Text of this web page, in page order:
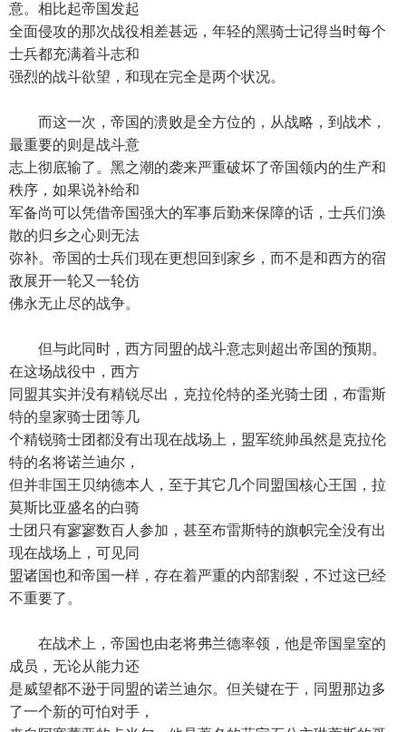
意。相比起帝国发起
全面侵攻的那次战役相差甚远，年轻的黑骑士记得当时每个
士兵都充满着斗志和
强烈的战斗欲望，和现在完全是两个状况。
而这一次，帝国的溃败是全方位的，从战略，到战术，
最重要的则是战斗意
志上彻底输了。黑之潮的袭来严重破坏了帝国领内的生产和
秩序，如果说补给和
军备尚可以凭借帝国强大的军事后勤来保障的话，士兵们涣
散的归乡之心则无法
弥补。帝国的士兵们现在更想回到家乡，而不是和西方的宿
敌展开一轮又一轮仿
佛永无止尽的战争。
但与此同时，西方同盟的战斗意志则超出帝国的预期。
在这场战役中，西方
同盟其实并没有精锐尽出，克拉伦特的圣光骑士团，布雷斯
特的皇家骑士团等几
个精锐骑士团都没有出现在战场上，盟军统帅虽然是克拉伦
特的名将诺兰迪尔，
但并非国王贝纳德本人，至于其它几个同盟国核心王国，拉
莫斯比亚盛名的白骑
士团只有寥寥数百人参加，甚至布雷斯特的旗帜完全没有出
现在战场上，可见同
盟诸国也和帝国一样，存在着严重的内部割裂，不过这已经
不重要了。
在战术上，帝国也由老将弗兰德率领，他是帝国皇室的
成员，无论从能力还
是威望都不逊于同盟的诺兰迪尔。但关键在于，同盟那边多
了一个新的可怕对手，